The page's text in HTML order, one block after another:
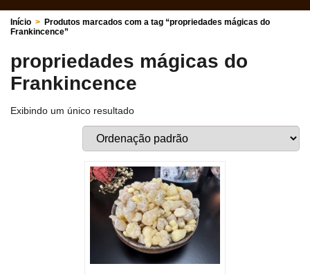
Início > Produtos marcados com a tag “propriedades mágicas do
Frankincence”
propriedades mágicas do
Frankincence
Exibindo um único resultado